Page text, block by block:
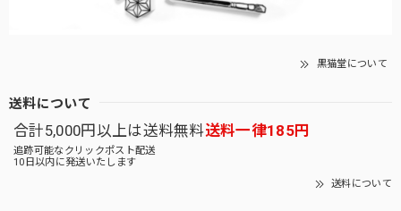
黒猫堂について
送料について
合計5,000円以上は送料無料送料一律185円
追跡可能なクリックポスト配送
10日以内に発送いたします
送料について